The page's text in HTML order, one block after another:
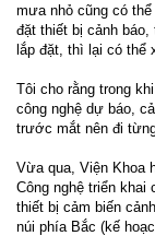
mưa nhỏ cũng có
đặt thiết bị cảnh
lắp đặt, thì lại có thể
Tôi cho rằng trong
công nghệ dự báo,
trước mắt nên đi
Vừa qua, Viện Khoa
Công nghệ triển
thiết bị cảm biến
núi phía Bắc (kế